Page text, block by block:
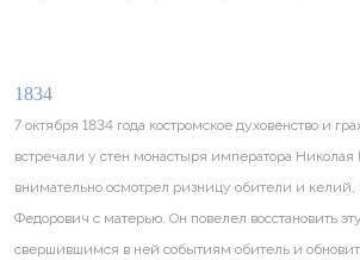
1834
7 октября 1834 года костромское духовенство и
встречали у стен монастыря императора Николая
внимательно осмотрел ризницу обители и
Федорович с матерью. Он повелел восстановить
свершившимся в ней событиям обитель и